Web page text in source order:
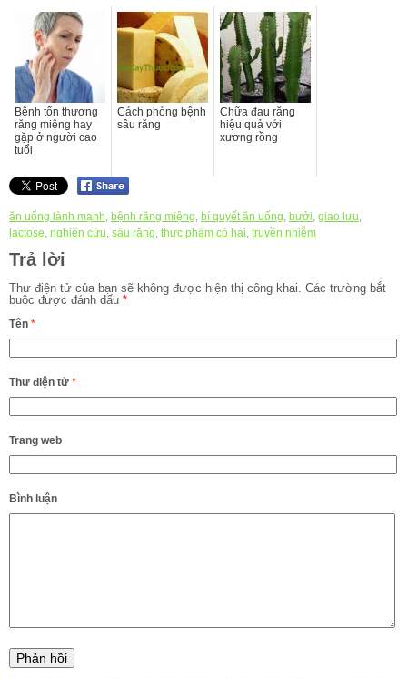
Bệnh tổn thương
răng miệng hay
gặp ở người cao
tuổi
Cách phòng bệnh
sâu răng
Chữa đau răng
hiệu quả với
xương rồng
ăn uống lành mạnh, bệnh răng miệng, bí quyết ăn uống, bưởi, giao lưu,
lactose, nghiên cứu, sâu răng, thực phẩm có hại, truyền nhiễm
Trả lời
Thư điện tử của bạn sẽ không được hiện thị công khai. Các trường bắt
buộc được đánh dấu *
Tên *
Thư điện tử *
Trang web
Bình luận